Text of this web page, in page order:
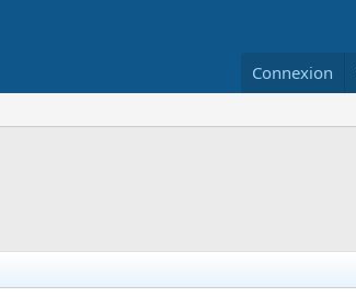
Connexion